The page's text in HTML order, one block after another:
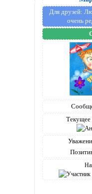
Для друзей:
очень
Текущее